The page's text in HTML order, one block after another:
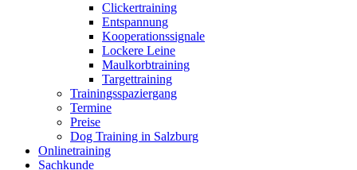
Clickertraining
Entspannung
Kooperationssignale
Lockere Leine
Maulkorbtraining
Targettraining
Trainingsspaziergang
Termine
Preise
Dog Training in Salzburg
Onlinetraining
Sachkunde